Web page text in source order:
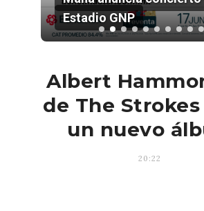
Estadio GNP
Albert
de The
un nuevo
20:22